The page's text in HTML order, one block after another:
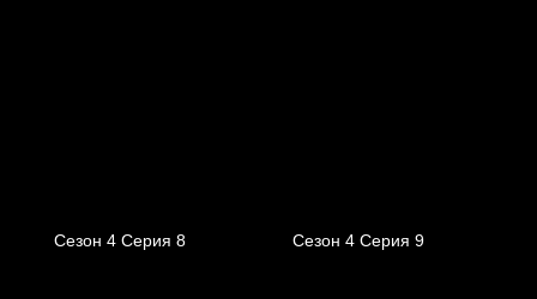
Сезон 4 Серия 8 Сезон 4 Серия 9